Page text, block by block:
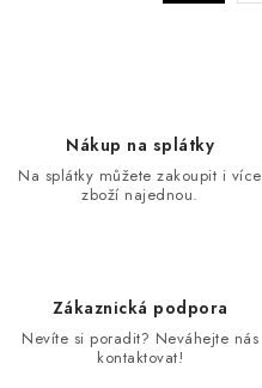
v
p
á
Nákup na splátky
Na splátky můžete zakoupit i více
zboží najednou.
Zákaznická podpora
Nevíte si poradit? Neváhejte nás
kontaktovat!